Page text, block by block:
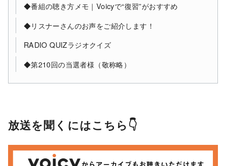
◆番組の聴き方メモ｜Voicyで“復習”がおすすめ
◆リスナーさんのお声をご紹介します！
RADIO QUIZラジオクイズ
◆第210回の当選者様（敬称略）
放送を聞くにはこちら👇